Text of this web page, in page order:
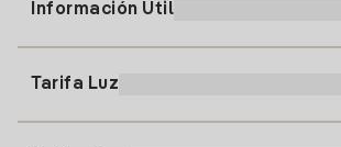
Información Útil
Tarifa Luz